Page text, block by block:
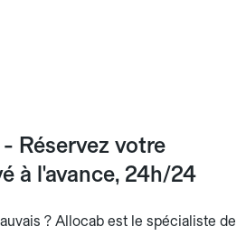
Réservez votre
à l'avance, 24h/24
? Allocab est le spécialiste de